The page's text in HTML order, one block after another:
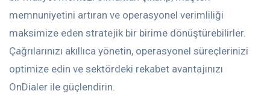
memnuniyetini artıran ve operasyonel verimliliği
maksimize eden stratejik bir birime dönüştürebilirler.
Çağrılarınızı akıllıca yönetin, operasyonel süreçlerinizi
optimize edin ve sektördeki rekabet avantajınızı
OnDialer ile güçlendirin.